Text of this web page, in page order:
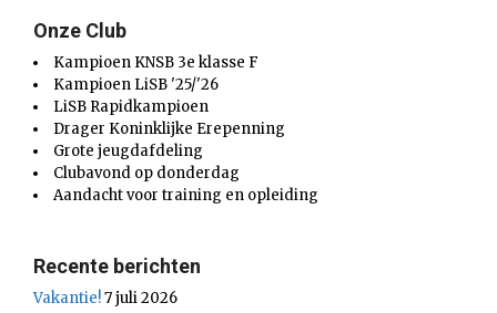
Onze Club
Kampioen KNSB 3e klasse F
Kampioen LiSB '25/'26
LiSB Rapidkampioen
Drager Koninklijke Erepenning
Grote jeugdafdeling
Clubavond op donderdag
Aandacht voor training en opleiding
Recente berichten
Vakantie!7 juli 2026